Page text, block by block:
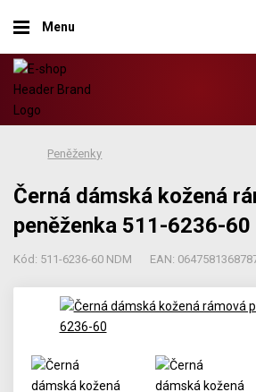
Menu
Peněženky
Černá dámská kožená
peněženka 511-6236-60
Kód: 511-6236-60 NDM EAN: